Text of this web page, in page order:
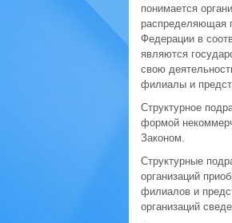
понимается
распределяющая
Федерации в
являются
свою
филиалы и
Структурное
формой
Законом.
Структурные
организаций
филиалов и
организаций